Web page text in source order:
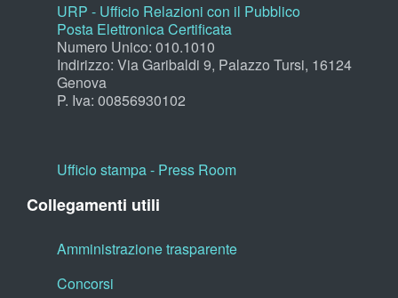
URP - Ufficio Relazioni con il Pubblico
Posta Elettronica Certificata
Numero Unico: 010.1010
Indirizzo: Via Garibaldi 9, Palazzo Tursi, 16124
Genova
P. Iva: 00856930102
Ufficio stampa - Press Room
Collegamenti utili
Amministrazione trasparente
Concorsi